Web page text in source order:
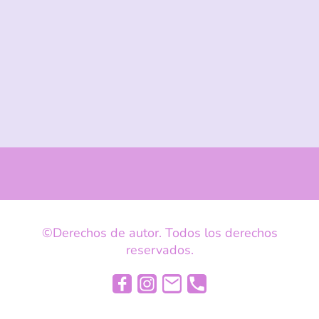
©Derechos de autor. Todos los derechos
reservados.